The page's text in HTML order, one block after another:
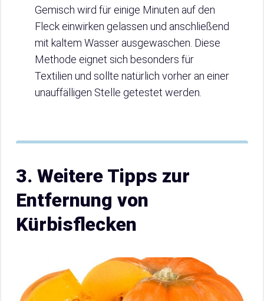
Gemisch wird für einige Minuten auf den
Fleck einwirken gelassen und anschließend
mit kaltem Wasser ausgewaschen. Diese
Methode eignet sich besonders für
Textilien und sollte natürlich vorher an einer
unauffälligen Stelle getestet werden.
3. Weitere Tipps zur
Entfernung von
Kürbisflecken